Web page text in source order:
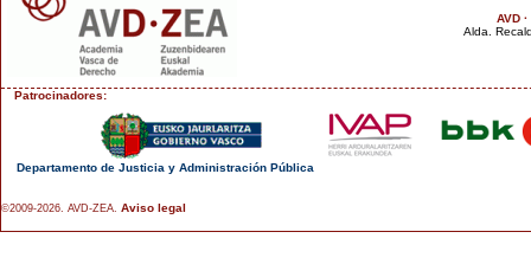
AVD
Alda.
Patrocinadores:
Departamento de Justicia y Administración Pública
©2009-2026. AVD-ZEA. Aviso legal